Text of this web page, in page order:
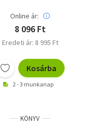
Online ár:
8 096 Ft
Eredeti ár: 8 995 Ft
Kosárba
2 - 3 munkanap
KÖNYV